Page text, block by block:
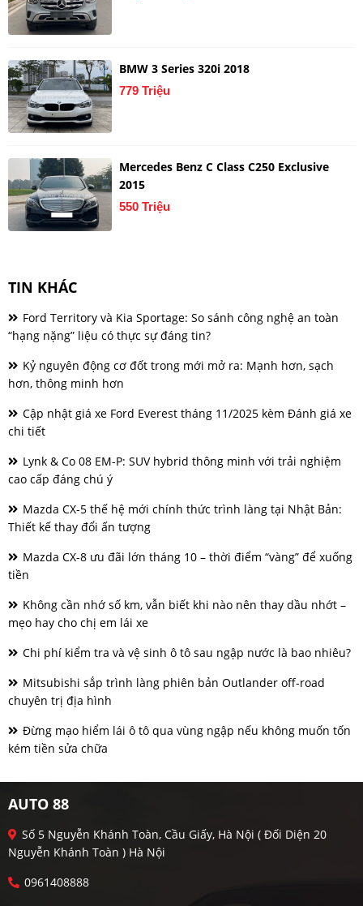
BMW 3 Series 320i 2018
779 Triệu
Mercedes Benz C Class C250 Exclusive
2015
550 Triệu
TIN KHÁC
Ford Territory và Kia Sportage: So sánh công nghệ an toàn
“hạng nặng” liệu có thực sự đáng tin?
Kỷ nguyên động cơ đốt trong mới mở ra: Mạnh hơn, sạch
hơn, thông minh hơn
Cập nhật giá xe Ford Everest tháng 11/2025 kèm Đánh giá xe
chi tiết
Lynk & Co 08 EM-P: SUV hybrid thông minh với trải nghiệm
cao cấp đáng chú ý
Mazda CX-5 thế hệ mới chính thức trình làng tại Nhật Bản:
Thiết kế thay đổi ấn tượng
Mazda CX-8 ưu đãi lớn tháng 10 – thời điểm “vàng” để xuống
tiền
Không cần nhớ số km, vẫn biết khi nào nên thay dầu nhớt –
mẹo hay cho chị em lái xe
Chi phí kiểm tra và vệ sinh ô tô sau ngập nước là bao nhiêu?
Mitsubishi sắp trình làng phiên bản Outlander off-road
chuyên trị địa hình
Đừng mạo hiểm lái ô tô qua vùng ngập nếu không muốn tốn
kém tiền sửa chữa
AUTO 88
Số 5 Nguyễn Khánh Toàn, Cầu Giấy, Hà Nội ( Đối Diện 20
Nguyễn Khánh Toàn ) Hà Nội
0961408888